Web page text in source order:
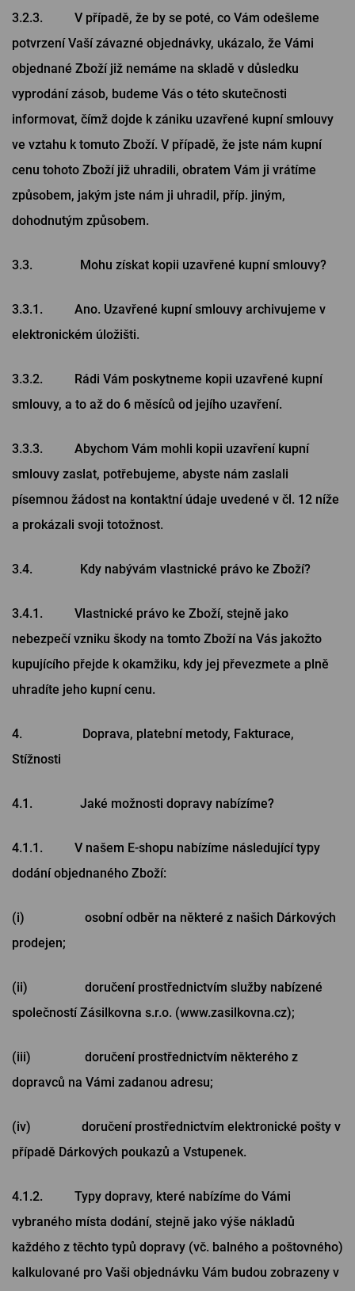
3.2.3. V případě, že by se poté, co Vám odešleme
potvrzení Vaší závazné objednávky, ukázalo, že Vámi
objednané Zboží již nemáme na skladě v důsledku
vyprodání zásob, budeme Vás o této skutečnosti
informovat, čímž dojde k zániku uzavřené kupní smlouvy
ve vztahu k tomuto Zboží. V případě, že jste nám kupní
cenu tohoto Zboží již uhradili, obratem Vám ji vrátíme
způsobem, jakým jste nám ji uhradil, příp. jiným,
dohodnutým způsobem.
3.3. Mohu získat kopii uzavřené kupní smlouvy?
3.3.1. Ano. Uzavřené kupní smlouvy archivujeme v
elektronickém úložišti.
3.3.2. Rádi Vám poskytneme kopii uzavřené kupní
smlouvy, a to až do 6 měsíců od jejího uzavření.
3.3.3. Abychom Vám mohli kopii uzavření kupní
smlouvy zaslat, potřebujeme, abyste nám zaslali
písemnou žádost na kontaktní údaje uvedené v čl. ‎12 níže
a prokázali svoji totožnost.
3.4. Kdy nabývám vlastnické právo ke Zboží?
3.4.1. Vlastnické právo ke Zboží, stejně jako
nebezpečí vzniku škody na tomto Zboží na Vás jakožto
kupujícího přejde k okamžiku, kdy jej převezmete a plně
uhradíte jeho kupní cenu.
4. Doprava, platební metody, Fakturace,
Stížnosti
4.1. Jaké možnosti dopravy nabízíme?
4.1.1. V našem E-shopu nabízíme následující typy
dodání objednaného Zboží:
(i) osobní odběr na některé z našich Dárkových
prodejen;
(ii) doručení prostřednictvím služby nabízené
společností Zásilkovna s.r.o. (www.zasilkovna.cz);
(iii) doručení prostřednictvím některého z
dopravců na Vámi zadanou adresu;
(iv) doručení prostřednictvím elektronické pošty v
případě Dárkových poukazů a Vstupenek.
4.1.2. Typy dopravy, které nabízíme do Vámi
vybraného místa dodání, stejně jako výše nákladů
každého z těchto typů dopravy (vč. balného a poštovného)
kalkulované pro Vaši objednávku Vám budou zobrazeny v